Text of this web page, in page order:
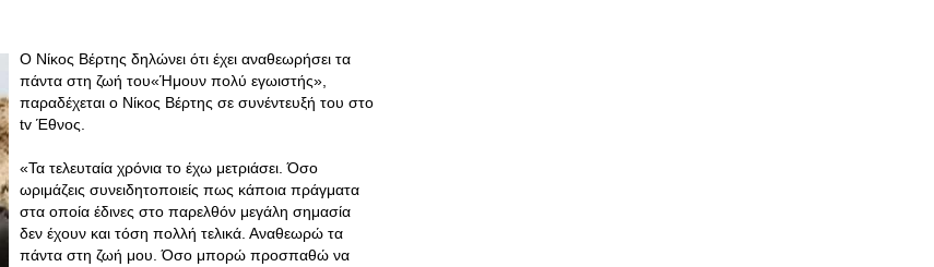
Ο Νίκος Βέρτης δηλώνει ότι έχει αναθεωρήσει τα
πάντα στη ζωή του«Ήμουν πολύ εγωιστής»,
παραδέχεται ο Νίκος Βέρτης σε συνέντευξή του στο
tv Έθνος.
«Τα τελευταία χρόνια το έχω μετριάσει. Όσο
ωριμάζεις συνειδητοποιείς πως κάποια πράγματα
στα οποία έδινες στο παρελθόν μεγάλη σημασία
δεν έχουν και τόση πολλή τελικά. Αναθεωρώ τα
πάντα στη ζωή μου. Όσο μπορώ προσπαθώ να